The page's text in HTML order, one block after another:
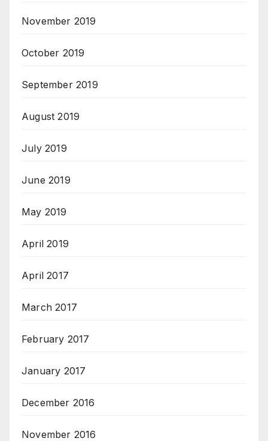
November 2019
October 2019
September 2019
August 2019
July 2019
June 2019
May 2019
April 2019
April 2017
March 2017
February 2017
January 2017
December 2016
November 2016